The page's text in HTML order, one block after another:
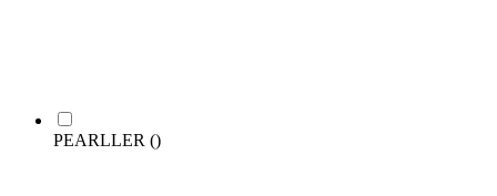
PEARLLER ()